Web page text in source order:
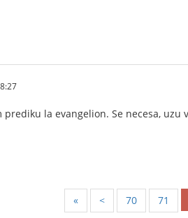
prediku la evangelion. Se necesa, uzu
« < 70 71